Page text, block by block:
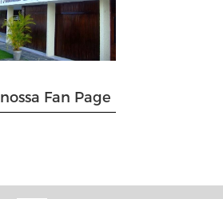
Fan Page